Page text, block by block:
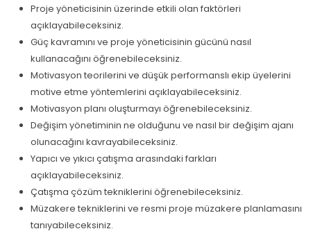
Proje yöneticisinin üzerinde etkili olan faktörleri
açıklayabileceksiniz.
Güç kavramını ve proje yöneticisinin gücünü nasıl
kullanacağını öğrenebileceksiniz.
Motivasyon teorilerini ve düşük performanslı ekip üyelerini
motive etme yöntemlerini açıklayabileceksiniz.
Motivasyon planı oluşturmayı öğrenebileceksiniz.
Değişim yönetiminin ne olduğunu ve nasıl bir değişim ajanı
olunacağını kavrayabileceksiniz.
Yapıcı ve yıkıcı çatışma arasındaki farkları
açıklayabileceksiniz.
Çatışma çözüm tekniklerini öğrenebileceksiniz.
Müzakere tekniklerini ve resmi proje müzakere planlamasını
tanıyabileceksiniz.